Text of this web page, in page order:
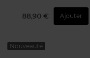
88,90 € Ajouter
Nouveauté